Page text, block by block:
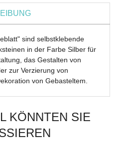
sind selbstklebende
in der Farbe Silber für
das Gestalten von
zur Verzierung von
von Gebasteltem.
KÖNNTEN SIE